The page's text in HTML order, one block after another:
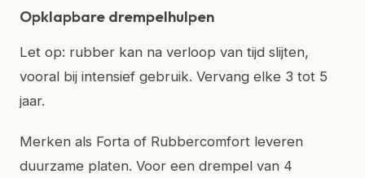
Opklapbare drempelhulpen
Let op: rubber kan na verloop van tijd slijten,
vooral bij intensief gebruik. Vervang elke 3 tot 5
jaar.
Merken als Forta of Rubbercomfort leveren
duurzame platen. Voor een drempel van 4